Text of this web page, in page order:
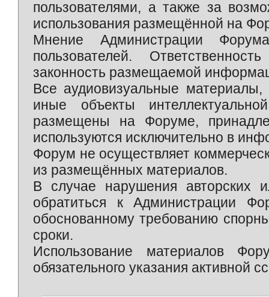
пользователями, а также за
использования размещённой на
Мнение Администрации
пользователей.
законность размещаемой
Все аудиовизуальные
иные объекты
размещены на Форуме,
используются исключительно в
Форум не осуществляет
из размещённых материалов.
В случае нарушения авторских
обратиться к Администрации
обоснованному требованию
сроки.
Использование материалов
обязательного указания активной